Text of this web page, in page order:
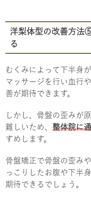
洋梨体型の改善方法
る
むくみによって下半身
マッサージを行い血行
善が期待できます。
しかし、骨盤の歪みが
難しいため、整体院に
すめします。
骨盤矯正で骨盤の歪み
っこりしたお腹や下半
期待できるでしょう。